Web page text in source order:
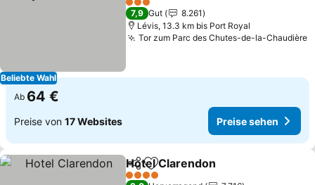
Beliebte Wahl
Preise sehen
3 Sterne
7,9 Gut
8.261
Lévis, 13.3 km bis Port Royal
Tor zum Parc des Chutes-de-la-Chaudière
Ab 64 €
Preise von 17 Websites Preise sehen
TeilenZu Favoriten hinzufügen
Hotel Clarendon
4 Sterne